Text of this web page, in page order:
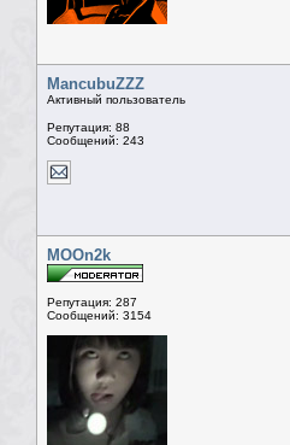
MancubuZZZ
Активный пользователь
Репутация: 88
Сообщений: 243
MOOn2k
Репутация: 287
Сообщений: 3154